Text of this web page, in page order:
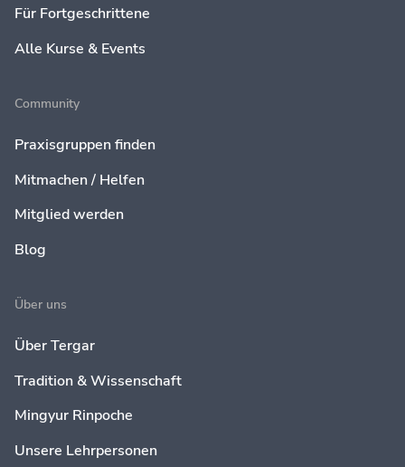
Für Fortgeschrittene
Alle Kurse & Events
Community
Praxisgruppen finden
Mitmachen / Helfen
Mitglied werden
Blog
Über uns
Über Tergar
Tradition & Wissenschaft
Mingyur Rinpoche
Unsere Lehrpersonen